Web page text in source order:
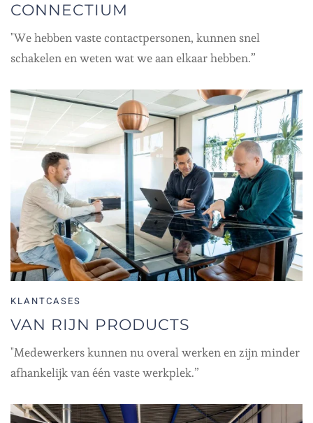
CONNECTIUM
"We hebben vaste contactpersonen, kunnen snel
schakelen en weten wat we aan elkaar hebben.”
KLANTCASES
VAN RIJN PRODUCTS
"Medewerkers kunnen nu overal werken en zijn minder
afhankelijk van één vaste werkplek.”